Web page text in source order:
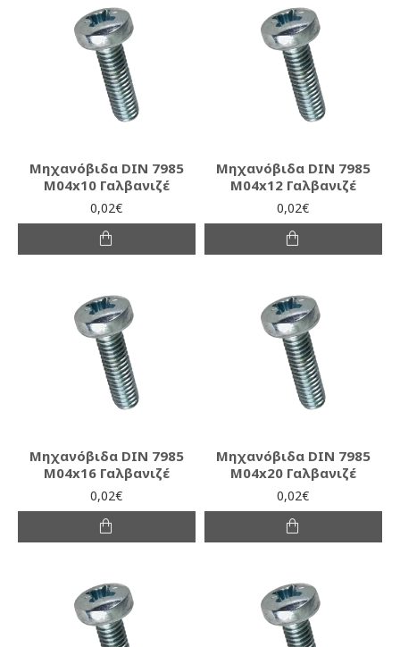
Μηχανόβιδα DIN 7985
M04x10 Γαλβανιζέ
0,02€
Μηχανόβιδα DIN 7985
M04x12 Γαλβανιζέ
0,02€
Μηχανόβιδα DIN 7985
M04x16 Γαλβανιζέ
0,02€
Μηχανόβιδα DIN 7985
M04x20 Γαλβανιζέ
0,02€